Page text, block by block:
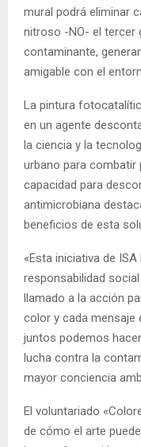
mural podrá eliminar
nitroso -NO- el tercer
contaminante,
amigable con el
La pintura
en un agente
la ciencia y la
urbano para combatir
capacidad para
antimicrobiana
beneficios de esta
«Esta iniciativa de
responsabilidad
llamado a la acción
color y cada mensaje
juntos podemos
lucha contra la
mayor conciencia
El voluntariado
de cómo el arte